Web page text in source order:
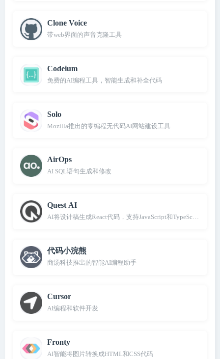
Clone Voice
带web界面的声音克隆工具
Codeium
免费的AI编程工具，智能生成和补全代码
Solo
Mozilla推出的零编程无代码AI网站建设工具
AirOps
AI SQL语句生成和修改
Quest AI
AI将设计稿生成React代码，支持JavaScript和TypeScript
代码小浣熊
商汤科技推出的智能AI编程助手
Cursor
AI编程和软件开发
Fronty
AI智能将图片转换成HTML和CSS代码